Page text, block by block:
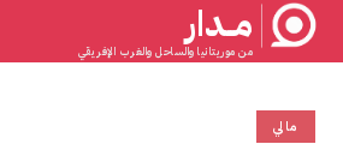
مــدار
من موريتانيا والساحل والغرب الإفريقي
مالي